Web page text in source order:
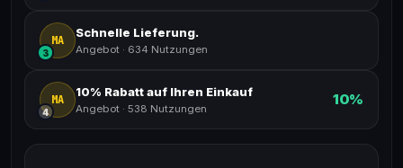
MA
3
Schnelle Lieferung.
Angebot · 634 Nutzungen
MA
4
10% Rabatt auf Ihren Einkauf
Angebot · 538 Nutzungen
10%